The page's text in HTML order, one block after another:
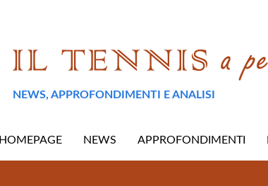
NEWS, APPROFONDIMENTI E ANALISI
HOMEPAGE NEWS APPROFONDIMENTI